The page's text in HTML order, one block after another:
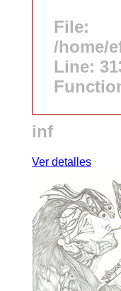
File:
/home/
Line:
inf
Ver detalles